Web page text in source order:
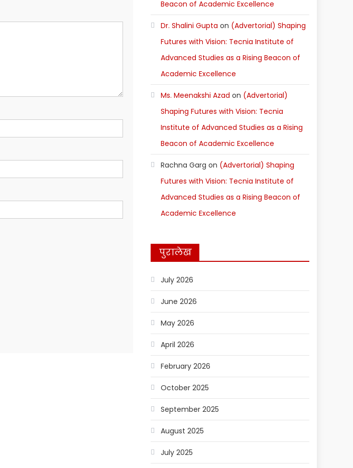
Beacon of Academic Excellence
Dr. Shalini Gupta on (Advertorial) Shaping
Futures with Vision: Tecnia Institute of
Advanced Studies as a Rising Beacon of
Academic Excellence
Ms. Meenakshi Azad on (Advertorial)
Shaping Futures with Vision: Tecnia
Institute of Advanced Studies as a Rising
Beacon of Academic Excellence
Rachna Garg on (Advertorial) Shaping
Futures with Vision: Tecnia Institute of
Advanced Studies as a Rising Beacon of
Academic Excellence
पुरालेख
July 2026
June 2026
May 2026
April 2026
February 2026
October 2025
September 2025
August 2025
July 2025